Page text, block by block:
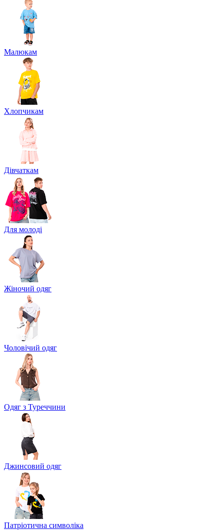
Малюкам
Хлопчикам
Дівчаткам
Для молоді
Жіночий одяг
Чоловічий одяг
Одяг з Туреччини
Джинсовий одяг
Патріотична символіка